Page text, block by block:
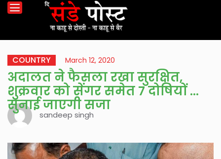
COUNTRY March 12, 2020
अदालत ने फैसला रखा सुरक्षित,
शुक्रवार को सेंगर समेत 7 दोषियों को
सुनाई जाएगी सजा
sandeep singh